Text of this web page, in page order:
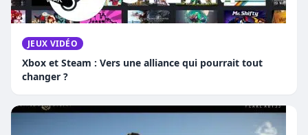
JEUX VIDÉO
Xbox et Steam : Vers une alliance qui pourrait tout
changer ?